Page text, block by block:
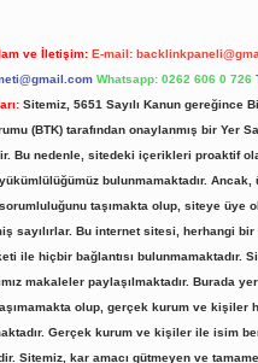
ve İletişim: E-mail:
Whatsapp: 0262 606 0 726
Sitemiz, 5651 Sayılı Kanun gereğince
(BTK) tarafından onaylanmış bir Yer
Bu nedenle, sitedeki içerikleri proaktif
bulunmamaktadır. Ancak,
taşımakta olup, siteye üye
sayılırlar. Bu internet sitesi, herhangi
ile hiçbir bağlantısı bulunmamaktadır.
makaleler paylaşılmaktadır. Burada
olup, gerçek kurum ve kişiler
Gerçek kurum ve kişiler ile isim
Sitemiz, kar amacı gütmeyen ve